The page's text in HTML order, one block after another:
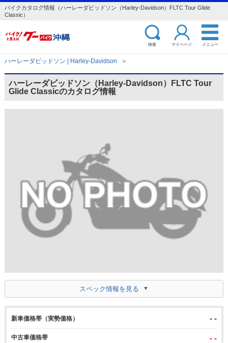
バイクカタログ情報（ハーレーダビッドソン（Harley-Davidson）FLTC Tour Glide
Classic）
検索 マイページ メニュー
ハーレーダビッドソン | Harley-Davidson ＞
ハーレーダビッドソン（Harley-Davidson）FLTC Tour
Glide Classicのカタログ情報
スペック情報を見る
新車価格帯（実勢価格） - -
中古車価格帯 - -